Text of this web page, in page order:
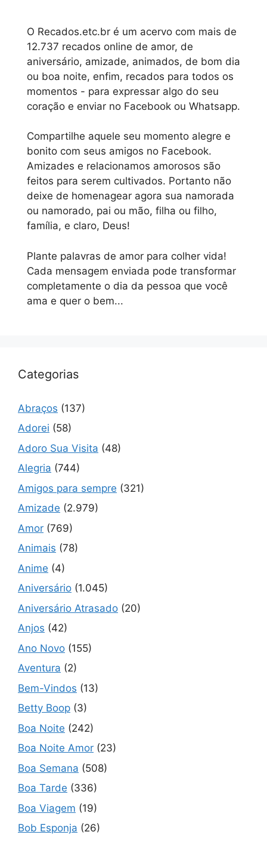
O Recados.etc.br é um acervo com mais de
12.737 recados online de amor, de
aniversário, amizade, animados, de bom dia
ou boa noite, enfim, recados para todos os
momentos - para expressar algo do seu
coração e enviar no Facebook ou Whatsapp.
Compartilhe aquele seu momento alegre e
bonito com seus amigos no Facebook.
Amizades e relacionamos amorosos são
feitos para serem cultivados. Portanto não
deixe de homenagear agora sua namorada
ou namorado, pai ou mão, filha ou filho,
família, e claro, Deus!
Plante palavras de amor para colher vida!
Cada mensagem enviada pode transformar
completamente o dia da pessoa que você
ama e quer o bem...
Categorias
Abraços (137)
Adorei (58)
Adoro Sua Visita (48)
Alegria (744)
Amigos para sempre (321)
Amizade (2.979)
Amor (769)
Animais (78)
Anime (4)
Aniversário (1.045)
Aniversário Atrasado (20)
Anjos (42)
Ano Novo (155)
Aventura (2)
Bem-Vindos (13)
Betty Boop (3)
Boa Noite (242)
Boa Noite Amor (23)
Boa Semana (508)
Boa Tarde (336)
Boa Viagem (19)
Bob Esponja (26)